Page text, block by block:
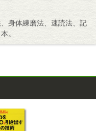
身体練磨法、速読法、記
。